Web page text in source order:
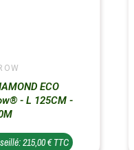
ECO
- L 125CM -
215,00 € TTC